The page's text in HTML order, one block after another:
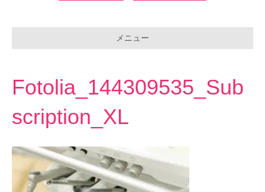
メニュー
Fotolia_144309535_Sub
scription_XL